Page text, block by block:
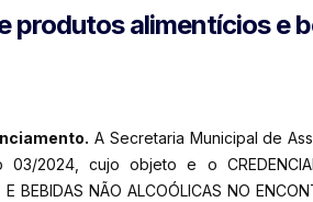
alimentícios e
A Secretaria Municipal de
03/2024, cujo objeto e o
E BEBIDAS NÃO ALCOÓLICAS NO